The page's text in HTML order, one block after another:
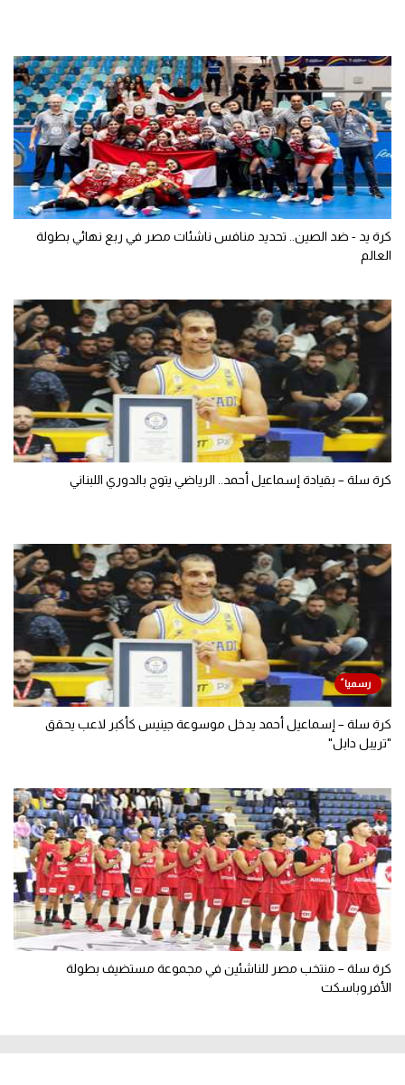
كرة يد - ضد الصين.. تحديد منافس ناشئات مصر في ربع نهائي بطولة
العالم
كرة سلة – بقيادة إسماعيل أحمد.. الرياضي يتوج بالدوري اللبناني
كرة سلة – إسماعيل أحمد يدخل موسوعة جينيس كأكبر لاعب يحقق
"تريبل دابل"
كرة سلة – منتخب مصر للناشئين في مجموعة مستضيف بطولة
الأفروباسكت